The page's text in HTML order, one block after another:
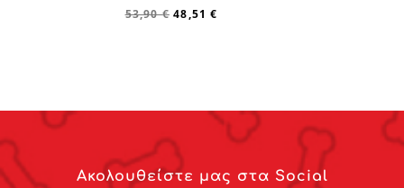
53,90 € 48,51 €
Ακολουθείστε μας στα Social